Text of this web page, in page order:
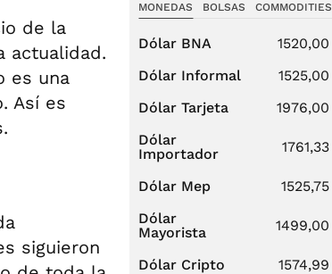
de la
actualidad.
es una
Así es
siguieron
MONEDAS BOLSAS COMMODITIES
Dólar BNA 1520,00
Dólar Informal
1525,00
Dólar Tarjeta
1976,00
Dólar
Importador
1761,33
Dólar Mep 1525,75
Dólar
Mayorista
1499,00
Dólar Cripto 1574,99